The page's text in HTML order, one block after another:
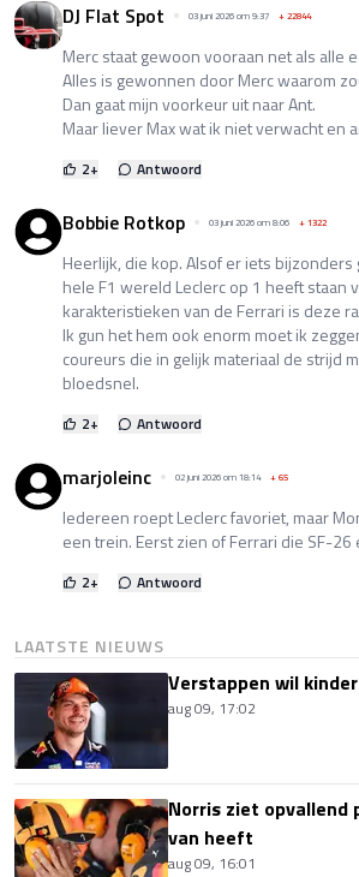
DJ Flat Spot 03 juni 2026 om 9:37 +22844
Merc staat gewoon vooraan net als alle
Alles is gewonnen door Merc waarom
Dan gaat mijn voorkeur uit naar Ant.
Maar liever Max wat ik niet verwacht en
2+ Antwoord
Bobbie Rotkop 03 juni 2026 om 8:06 +1322
Heerlijk, die kop. Alsof er iets
hele F1 wereld Leclerc op 1 heeft
karakteristieken van de Ferrari is deze
Ik gun het hem ook enorm moet ik
coureurs die in gelijk materiaal de strijd
bloedsnel.
2+ Antwoord
marjoleinc 02 juni 2026 om 18:14 +65
Iedereen roept Leclerc favoriet, maar
een trein. Eerst zien of Ferrari die SF-
2+ Antwoord
LAATSTE NIEUWS
Verstappen wil
aug 09, 17:02
Norris ziet opvallend
van heeft
aug 09, 16:01